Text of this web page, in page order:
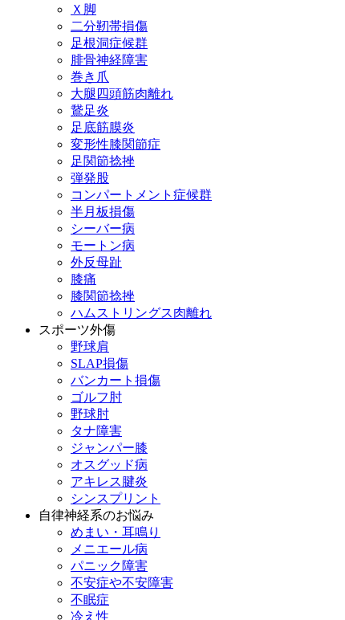
Ｘ脚
二分靭帯損傷
足根洞症候群
腓骨神経障害
巻き爪
大腿四頭筋肉離れ
鵞足炎
足底筋膜炎
変形性膝関節症
足関節捻挫
弾発股
コンパートメント症候群
半月板損傷
シーバー病
モートン病
外反母趾
膝痛
膝関節捻挫
ハムストリングス肉離れ
スポーツ外傷
野球肩
SLAP損傷
バンカート損傷
ゴルフ肘
野球肘
タナ障害
ジャンパー膝
オスグッド病
アキレス腱炎
シンスプリント
自律神経系のお悩み
めまい・耳鳴り
メニエール病
パニック障害
不安症や不安障害
不眠症
冷え性